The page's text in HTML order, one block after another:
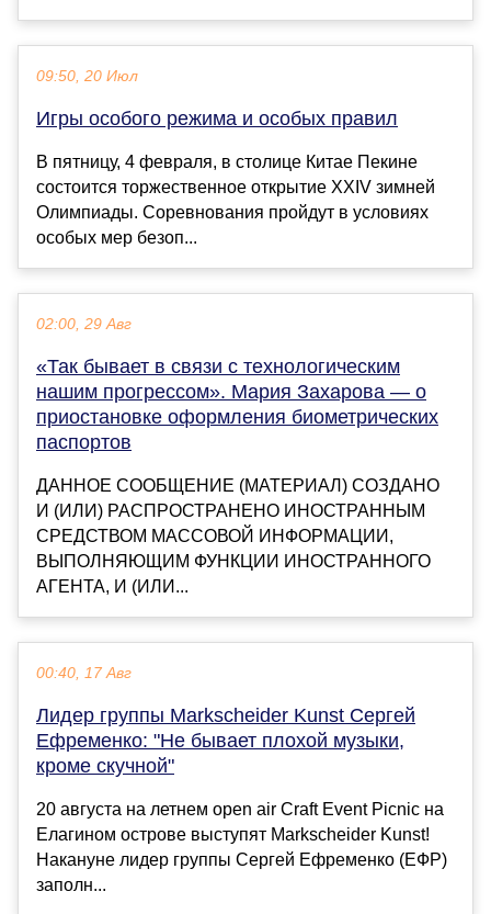
09:50, 20 Июл
Игры особого режима и особых правил
В пятницу, 4 февраля, в столице Китае Пекине
состоится торжественное открытие XXIV зимней
Олимпиады. Соревнования пройдут в условиях
особых мер безоп...
02:00, 29 Авг
«Так бывает в связи с технологическим
нашим прогрессом». Мария Захарова — о
приостановке оформления биометрических
паспортов
ДАННОЕ СООБЩЕНИЕ (МАТЕРИАЛ) СОЗДАНО
И (ИЛИ) РАСПРОСТРАНЕНО ИНОСТРАННЫМ
СРЕДСТВОМ МАССОВОЙ ИНФОРМАЦИИ,
ВЫПОЛНЯЮЩИМ ФУНКЦИИ ИНОСТРАННОГО
АГЕНТА, И (ИЛИ...
00:40, 17 Авг
Лидер группы Markscheider Kunst Сергей
Ефременко: "Не бывает плохой музыки,
кроме скучной"
20 августа на летнем open air Craft Event Picnic на
Елагином острове выступят Markscheider Kunst!
Накануне лидер группы Сергей Ефременко (ЕФР)
заполн...